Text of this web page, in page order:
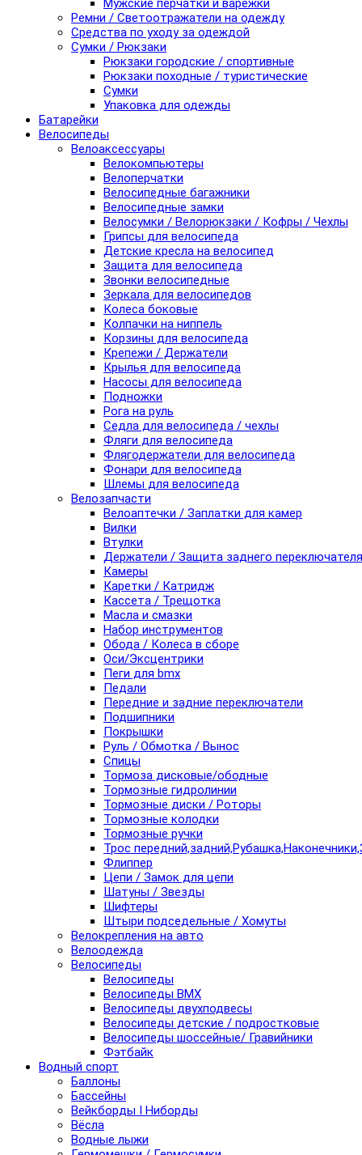
Мужские перчатки и варежки
Ремни / Светоотражатели на одежду
Средства по уходу за одеждой
Сумки / Рюкзаки
Рюкзаки городские / спортивные
Рюкзаки походные / туристические
Сумки
Упаковка для одежды
Батарейки
Велосипеды
Велоаксессуары
Велокомпьютеры
Велоперчатки
Велосипедные багажники
Велосипедные замки
Велосумки / Велорюкзаки / Кофры / Чехлы
Грипсы для велосипеда
Детские кресла на велосипед
Защита для велосипеда
Звонки велосипедные
Зеркала для велосипедов
Колеса боковые
Колпачки на ниппель
Корзины для велосипеда
Крепежи / Держатели
Крылья для велосипеда
Насосы для велосипеда
Подножки
Рога на руль
Седла для велосипеда / чехлы
Фляги для велосипеда
Флягодержатели для велосипеда
Фонари для велосипеда
Шлемы для велосипеда
Велозапчасти
Велоаптечки / Заплатки для камер
Вилки
Втулки
Держатели / Защита заднего переключателя
Камеры
Каретки / Катридж
Кассета / Трещотка
Масла и смазки
Набор инструментов
Обода / Колеса в сборе
Оси/Эксцентрики
Пеги для bmx
Педали
Передние и задние переключатели
Подшипники
Покрышки
Руль / Обмотка / Вынос
Спицы
Тормоза дисковые/ободные
Тормозные гидролинии
Тормозные диски / Роторы
Тормозные колодки
Тормозные ручки
Трос
Флиппер
Цепи / Замок для цепи
Шатуны / Звезды
Шифтеры
Штыри подседельные / Хомуты
Велокрепления на авто
Велоодежда
Велосипеды
Велосипеды
Велосипеды BMX
Велосипеды двухподвесы
Велосипеды детские / подростковые
Велосипеды шоссейные/ Гравийники
Фэтбайк
Водный спорт
Баллоны
Бассейны
Вейкборды I Ниборды
Вёсла
Водные лыжи